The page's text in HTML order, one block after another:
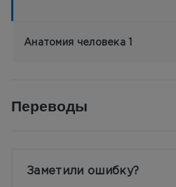
Анатомия человека 1
Переводы
Заметили ошибку?